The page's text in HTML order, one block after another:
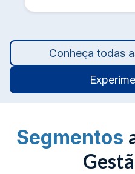
Conheça todas
Segmentos